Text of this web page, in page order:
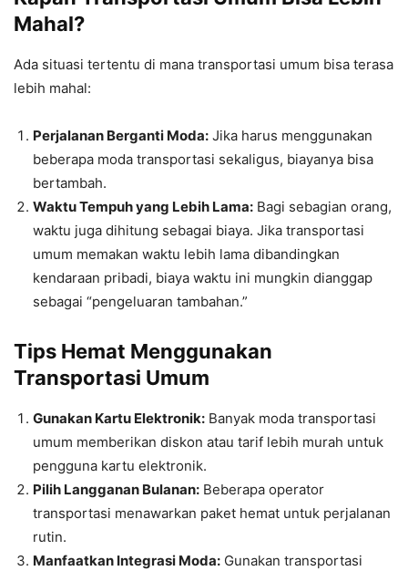
Mahal?
Ada situasi tertentu di mana transportasi umum bisa terasa
lebih mahal:
Perjalanan Berganti Moda: Jika harus menggunakan
beberapa moda transportasi sekaligus, biayanya bisa
bertambah.
Waktu Tempuh yang Lebih Lama: Bagi sebagian orang,
waktu juga dihitung sebagai biaya. Jika transportasi
umum memakan waktu lebih lama dibandingkan
kendaraan pribadi, biaya waktu ini mungkin dianggap
sebagai “pengeluaran tambahan.”
Tips Hemat Menggunakan
Transportasi Umum
Gunakan Kartu Elektronik: Banyak moda transportasi
umum memberikan diskon atau tarif lebih murah untuk
pengguna kartu elektronik.
Pilih Langganan Bulanan: Beberapa operator
transportasi menawarkan paket hemat untuk perjalanan
rutin.
Manfaatkan Integrasi Moda: Gunakan transportasi